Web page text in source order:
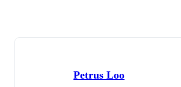
Petrus Loo